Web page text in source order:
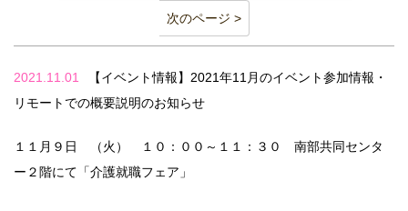
次のページ >
2021.11.01
【イベント情報】2021年11月のイベント参加情報・
リモートでの概要説明のお知らせ
１１月９日 （火） １０：００～１１：３０ 南部共同センタ
ー２階にて「介護就職フェア」